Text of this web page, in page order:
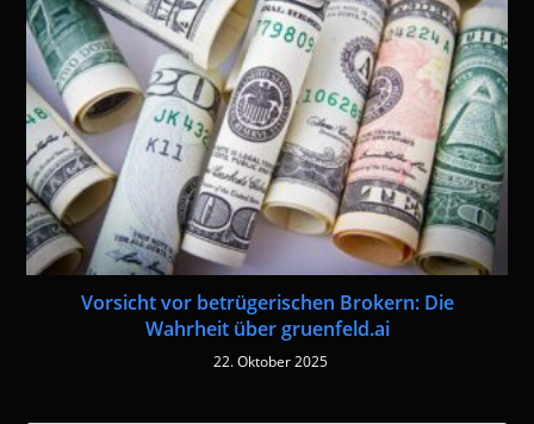
Vorsicht vor betrügerischen Brokern: Die
Wahrheit über gruenfeld.ai
22. Oktober 2025